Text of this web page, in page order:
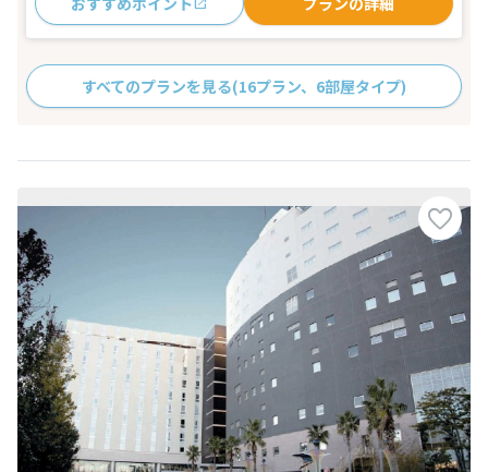
すべてのプランを見る(16プラン、6部屋タイプ)